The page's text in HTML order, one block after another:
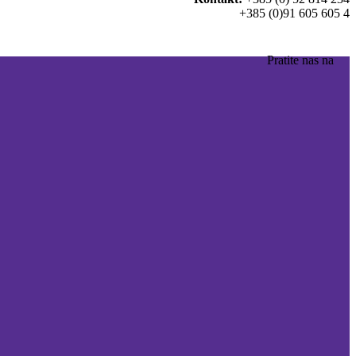
+385 (0)91 605 605 4
Pratite nas na